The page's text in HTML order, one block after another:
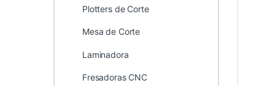
Plotters de Corte
Mesa de Corte
Laminadora
Fresadoras CNC